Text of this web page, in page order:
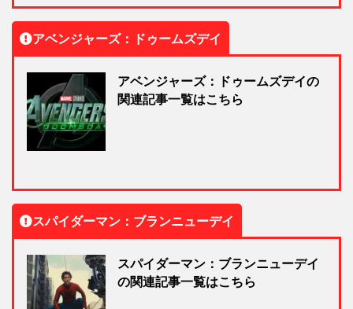
アベンジャーズ：ドゥームズデイ
アベンジャーズ：ドゥームズデイの
関連記事一覧はこちら
スパイダーマン：ブランニューデイ
スパイダーマン：ブランニューデイ
の関連記事一覧はこちら